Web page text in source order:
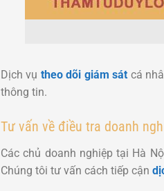
Dịch vụ theo dõi giám sát cá
thông tin.
Tư vấn về điều tra doanh
Các chủ doanh nghiệp tại Hà
Chúng tôi tư vấn cách tiếp cận